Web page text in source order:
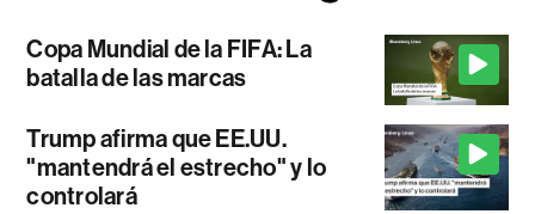
Copa Mundial de la FIFA: La
batalla de las marcas
Trump afirma que EE.UU.
"mantendrá el estrecho" y lo
controlará